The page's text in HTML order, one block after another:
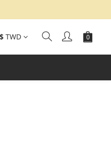
$ TWD